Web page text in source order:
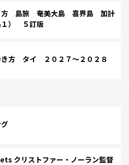
方 島旅 奄美大島 喜界島 加計
１） ５訂版
方 タイ ２０２７～２０２８
クリストファー・ノーラン監督